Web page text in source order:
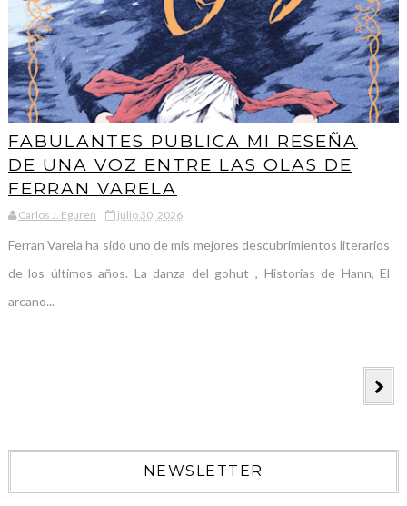
FABULANTES PUBLICA MI RESEÑA
DE UNA VOZ ENTRE LAS OLAS DE
FERRAN VARELA
Carlos J. Eguren julio 30, 2026
Ferran Varela ha sido uno de mis mejores descubrimientos literarios
de los últimos años. La danza del gohut , Historias de Hann, El
arcano...
NEWSLETTER